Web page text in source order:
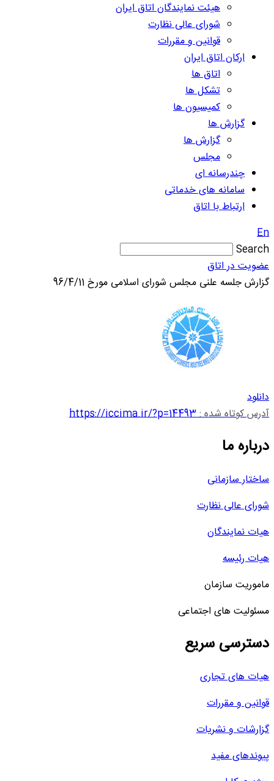
هیئت نمایندگان اتاق ایران
شورای عالی نظارت
قوانین و مقررات
ارکان اتاق ایران
اتاق ها
تشکل ها
کمیسیون ها
گزارش ها
گزارش ها
مجلس
چندرسانه ای
سامانه های خدماتی
ارتباط با اتاق
En
Search
عضویت در اتاق
گزارش جلسه علنی مجلس شورای اسلامی مورخ 96/4/11
دانلود
آدرس کوتاه شده :https://iccima.ir/?p=14493
درباره ما
ساختار سازمانی
شورای عالی نظارت
هیات نمایندگان
هیات رئیسه
ماموریت سازمان
مسئولیت های اجتماعی
دسترسی سریع
هیات های تجاری
قوانین و مقررات
گزارشات و نشریات
پیوندهای مفید